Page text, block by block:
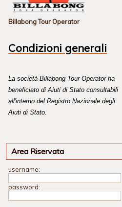
Billabong Tour Operator
Condizioni generali
La società Billabong Tour Operator ha
beneficiato di Aiuti di Stato consultabili
all'interno del Registro Nazionale degli
Aiuti di Stato.
Area Riservata
username:
password: